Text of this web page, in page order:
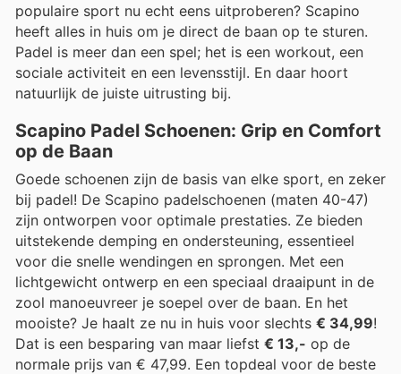
populaire sport nu echt eens uitproberen? Scapino
heeft alles in huis om je direct de baan op te sturen.
Padel is meer dan een spel; het is een workout, een
sociale activiteit en een levensstijl. En daar hoort
natuurlijk de juiste uitrusting bij.
Scapino Padel Schoenen: Grip en Comfort
op de Baan
Goede schoenen zijn de basis van elke sport, en zeker
bij padel! De Scapino padelschoenen (maten 40-47)
zijn ontworpen voor optimale prestaties. Ze bieden
uitstekende demping en ondersteuning, essentieel
voor die snelle wendingen en sprongen. Met een
lichtgewicht ontwerp en een speciaal draaipunt in de
zool manoeuvreer je soepel over de baan. En het
mooiste? Je haalt ze nu in huis voor slechts € 34,99!
Dat is een besparing van maar liefst € 13,- op de
normale prijs van € 47,99. Een topdeal voor de beste